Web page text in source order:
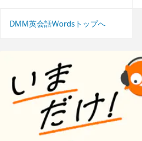
DMM英会話Wordsトップへ